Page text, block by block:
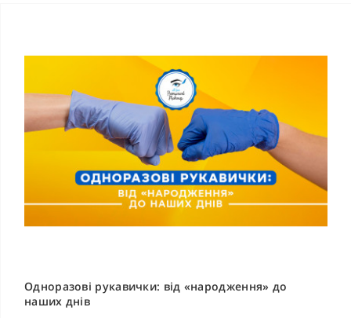
Одноразові рукавички: від «народження» до
наших днів